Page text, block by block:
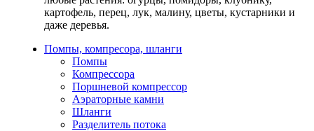
картофель, перец, лук, малину, цветы, кустарники и
даже деревья.
Помпы, компресора, шланги
Помпы
Компрессора
Поршневой компрессор
Аэраторные камни
Шланги
Разделитель потока